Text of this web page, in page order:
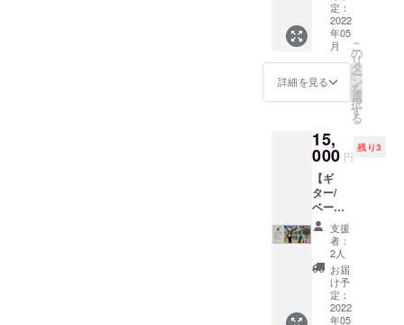
定で申
し訳な
いので
すが、
別途
BEATC
タグを
製作中
ちらを
「ヘム
カラー
パイル
フェイ
スタオ
ル」に
縫い付
けてい
ただく
入場時
1drink
代 600
円 出
演：イ
ンター
ネット
で出演
（締切
を設定 /
応募多
数の場
合は映
像審査
をさせ
ていた
だきま
す）。
ステー
ジ使用
料5,000
三回6月
18日
(土) / 第
四回6月
19日
(日) 会
場：京
丹後森
BEATC
AMP 時
間：開
場10:00
/ 開演
13:00 /
終演
18:00 /
閉場
20:00
料金：
入場時
1drink
て出会
う、音
楽とア
ウトド
ア好き
な方々
との出
演出し
たいと
考えて
いま
す。 日
程 第一
回6月11
日(土) /
第二回6
月12日
(日) 第
三回6月
18日
(土) / 第
を作り
たいと
考えま
GO
GO！
ウゴ・
ゴー）
」
→「KY
OTANG
O GO！
ウタン
ゴ・
ゴー）
」 野外
で初め
て出会
う、音
感いた
しま
す！ そ
んな
コッ
プ・
ど、料
理や食
事の際
に便利
なオリ
ジナル
マーキ
ング
シェラ
カッ
プ。 こ
の度、
クラウ
ディン
グの返
礼品と
して
我々
「BEAT
ラ」と
コラボ
ション
いただ
けるこ
とにな
りまし
た。 実
はプロ
の方々
もたく
さん使
本”を。
この一
言で十
分です
よね。
ca*caさ
な雰囲
気を感
じるオ
リジナ
ルスト
ラップ
を この
度、ク
ラウド
ファン
ディン
グの返
礼品と
リーフ
グリー
ン)]】
イン
ター
ネット
でスト
ラップ
プを営
まれる
「ca*ca
」。 通
販サイ
ト
→https:
//minne.
com/@
ca-ca
“特別の
本”を。
定：
2022
年05
月
詳細を見る
こ
の
リ
タ
ー
ン
を
選
択
す
る
15,
000 円
残り3
【ギ
ター/
ベース
用スト
ラップ
セット
[Khaki(
カー
キ)]】
イン
支援
者：
2人
お届
け予
定：
2022
年05